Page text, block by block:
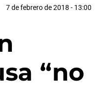
7 de febrero de 2018 - 13:00
“no